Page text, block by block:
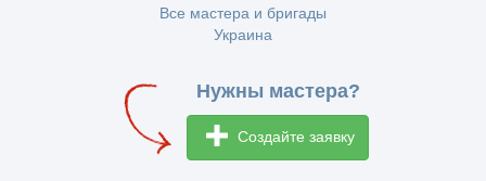
Все мастера и бригады
Украина
Нужны мастера?
Создайте заявку